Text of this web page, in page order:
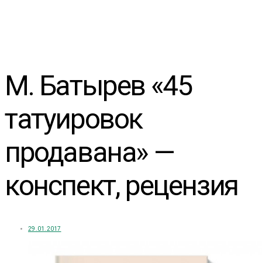
М. Батырев «45
татуировок
продавана» —
конспект, рецензия
29.01.2017